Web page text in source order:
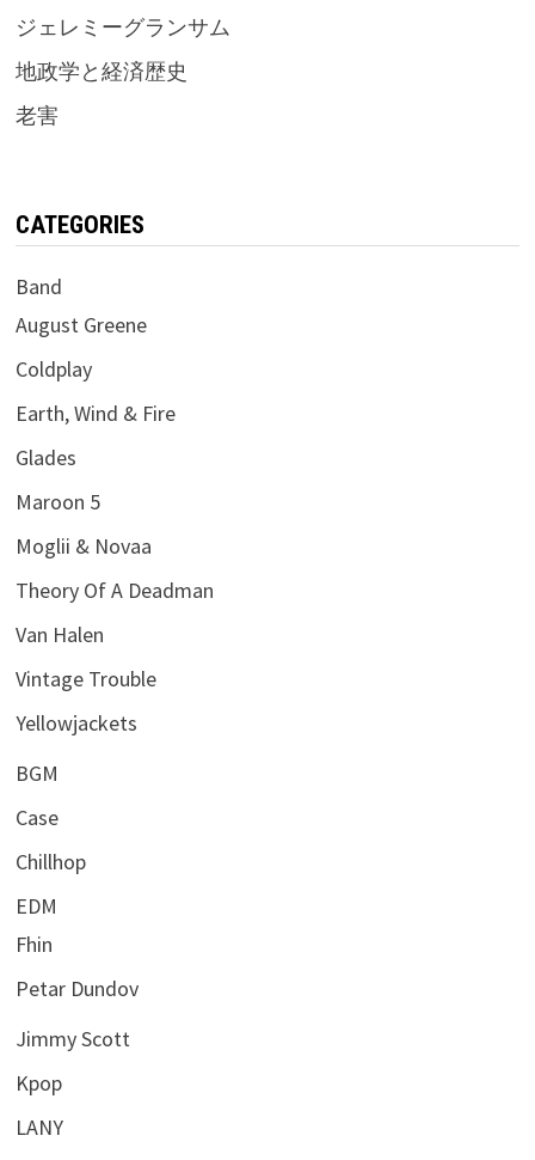
ジェレミーグランサム
地政学と経済歴史
老害
CATEGORIES
Band
August Greene
Coldplay
Earth, Wind & Fire
Glades
Maroon 5
Moglii & Novaa
Theory Of A Deadman
Van Halen
Vintage Trouble
Yellowjackets
BGM
Case
Chillhop
EDM
Fhin
Petar Dundov
Jimmy Scott
Kpop
LANY